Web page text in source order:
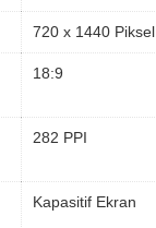
720 x 1440 Piksel
18:9
282 PPI
Kapasitif Ekran